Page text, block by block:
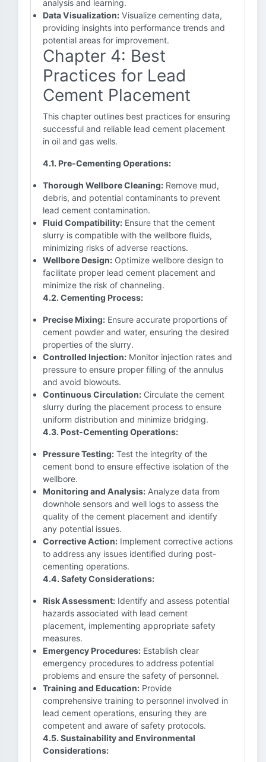
analysis and learning.
Data Visualization: Visualize cementing data,
providing insights into performance trends and
potential areas for improvement.
Chapter 4: Best
Practices for Lead
Cement Placement
This chapter outlines best practices for ensuring
successful and reliable lead cement placement
in oil and gas wells.
4.1. Pre-Cementing Operations:
Thorough Wellbore Cleaning: Remove mud,
debris, and potential contaminants to prevent
lead cement contamination.
Fluid Compatibility: Ensure that the cement
slurry is compatible with the wellbore fluids,
minimizing risks of adverse reactions.
Wellbore Design: Optimize wellbore design to
facilitate proper lead cement placement and
minimize the risk of channeling.
4.2. Cementing Process:
Precise Mixing: Ensure accurate proportions of
cement powder and water, ensuring the desired
properties of the slurry.
Controlled Injection: Monitor injection rates and
pressure to ensure proper filling of the annulus
and avoid blowouts.
Continuous Circulation: Circulate the cement
slurry during the placement process to ensure
uniform distribution and minimize bridging.
4.3. Post-Cementing Operations:
Pressure Testing: Test the integrity of the
cement bond to ensure effective isolation of the
wellbore.
Monitoring and Analysis: Analyze data from
downhole sensors and well logs to assess the
quality of the cement placement and identify
any potential issues.
Corrective Action: Implement corrective actions
to address any issues identified during post-
cementing operations.
4.4. Safety Considerations:
Risk Assessment: Identify and assess potential
hazards associated with lead cement
placement, implementing appropriate safety
measures.
Emergency Procedures: Establish clear
emergency procedures to address potential
problems and ensure the safety of personnel.
Training and Education: Provide
comprehensive training to personnel involved in
lead cement operations, ensuring they are
competent and aware of safety protocols.
4.5. Sustainability and Environmental
Considerations: